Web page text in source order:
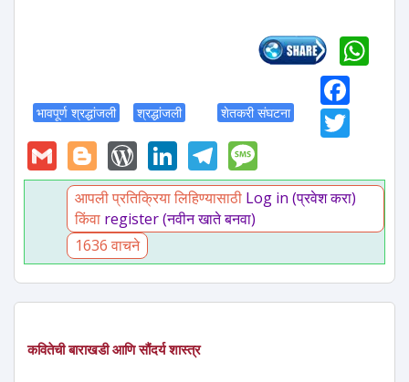
भावपूर्ण श्रद्धांजली श्रद्धांजली शेतकरी संघटना
GmailBlogger
WordPress
LinkedIn
Telegram
आपली प्रतिक्रिया लिहिण्यासाठी Log in (प्रवेश करा)
किंवा register (नवीन खाते बनवा)
1636 वाचने
कवितेची बाराखडी आणि सौंदर्य शास्त्र